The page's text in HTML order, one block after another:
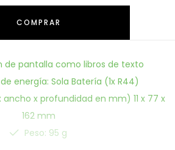
COMPRAR
de pantalla como libros de texto
energía: Sola Batería (1x R44)
x profundidad en mm) 11 x 77 x
162 mm
Peso: 95 g